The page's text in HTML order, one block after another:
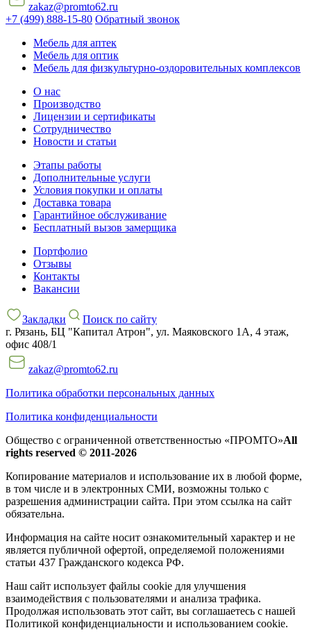
zakaz@promto62.ru
+7 (499) 888-15-80 Обратный звонок
Мебель для аптек
Мебель для оптик
Мебель для физкультурно-оздоровительных комплексов
О нас
Производство
Лицензии и сертификаты
Сотрудничество
Новости и статьи
Этапы работы
Дополнительные услуги
Условия покупки и оплаты
Доставка товара
Гарантийное обслуживание
Бесплатный вызов замерщика
Портфолио
Отзывы
Контакты
Вакансии
Закладки
Поиск по сайту
г. Рязань, БЦ "Капитал Атрон", ул. Маяковского 1А, 4 этаж,
офис 408/1
zakaz@promto62.ru
Политика обработки персональных данных
Политика конфиденциальности
Общество с ограниченной ответственностью «ПРОМТО»All
rights reserved © 2011-2026
Копирование материалов и использование их в любой форме,
в том числе и в электронных СМИ, возможны только c
разрешения администрации сайта. При этом ссылка на сайт
обязательна.
Информация на сайте носит ознакомительный характер и не
является публичной офертой, определяемой положениями
статьи 437 Гражданского кодекса РФ.
Наш сайт использует файлы cookie для улучшения
взаимодействия с пользователями и анализа трафика.
Продолжая использовать этот сайт, вы соглашаетесь с нашей
Политикой конфиденциальности и использованием cookie.